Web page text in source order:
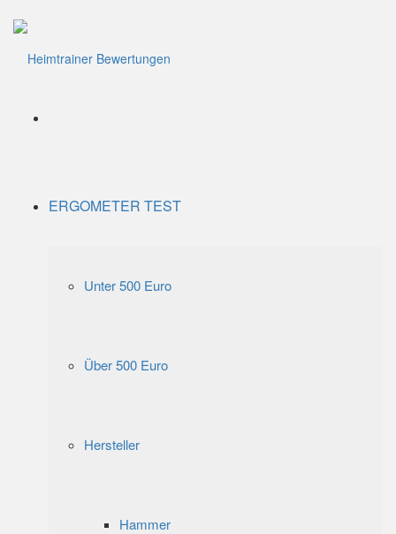
ERGOMETER TEST
Unter 500 Euro
Über 500 Euro
Hersteller
Hammer